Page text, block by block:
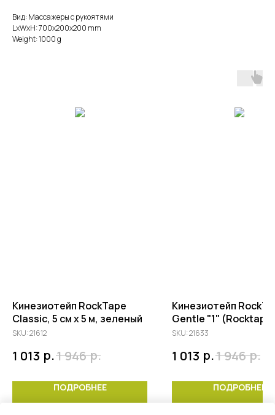
Вид: Массажеры с рукоятями
LxWxH: 700x200x200 mm
Weight: 1000 g
Кинезиотейп RockTape
Classic, 5 см х 5 м, зеленый
SKU:21612
1 013 р.1 946 р.
ПОДРОБНЕЕ
Кинезиотейп
Gentle "1"
см х 5 м, ярко-
SKU:21633
1 013 р.1 946 р.
ПОДРОБНЕЕ